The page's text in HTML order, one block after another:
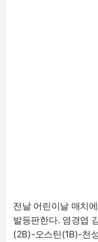
전날 어린이날 매치
발등판한다. 염경엽
(2B)-오스틴(1B)-천